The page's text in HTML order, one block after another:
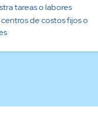
tareas o labores
de costos fijos o